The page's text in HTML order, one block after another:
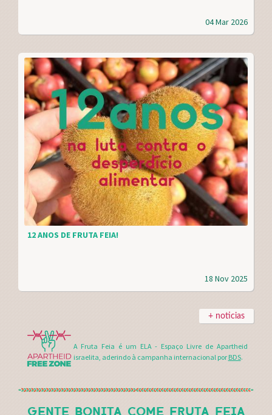
04 Mar 2026
18 Nov 2025
12 ANOS DE FRUTA FEIA!
+ noticias
A Fruta Feia é um ELA - Espaço Livre de Apartheid
israelita, aderindo à campanha internacional por BDS.
GENTE BONITA COME FRUTA FEIA